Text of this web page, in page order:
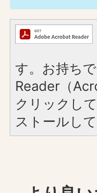
す。お持ち
Reader（
クリックし
ストールし